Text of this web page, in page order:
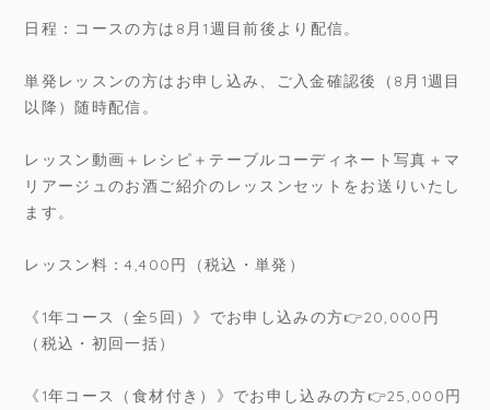
日程：コースの方は8月1週目前後より配信。
単発レッスンの方はお申し込み、ご入金確認後（8月1週目
以降）随時配信。
レッスン動画＋レシピ＋テーブルコーディネート写真＋マ
リアージュのお酒ご紹介のレッスンセットをお送りいたし
ます。
レッスン料：4,400円（税込・単発）
《1年コース（全5回）》でお申し込みの方👉20,000円
（税込・初回一括）
《1年コース（食材付き）》でお申し込みの方👉25,000円